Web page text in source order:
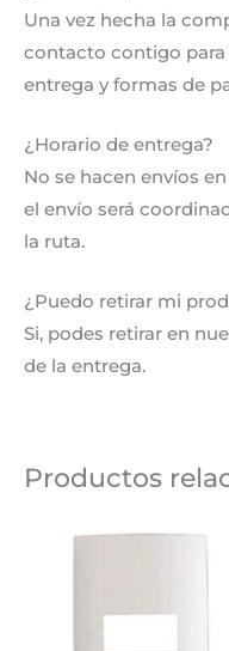
Una vez hecha la
contacto contigo
entrega y formas de
¿Horario de entrega?
No se hacen envíos
el envío será
la ruta.
¿Puedo retirar mi
Si, podes retirar en
de la entrega.
Productos